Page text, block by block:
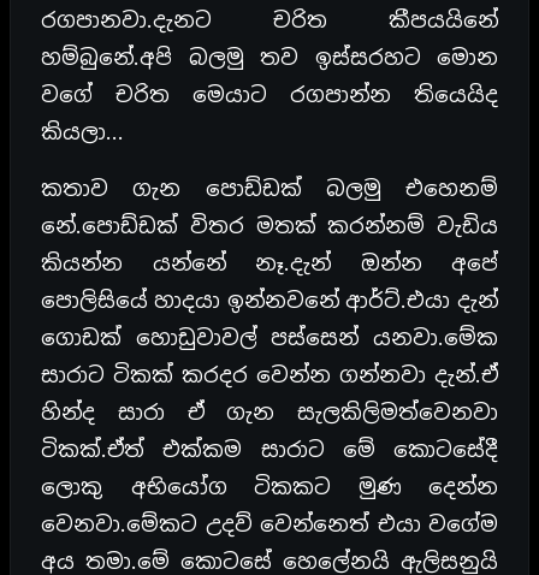
රගපානවා.දැනට චරිත කීපයයිනේ
හම්බුනේ.අපි බලමු තව ඉස්සරහට මොන
වගේ චරිත මෙයාට රගපාන්න තියෙයිද
කියලා…
කතාව ගැන පොඩ්ඩක් බලමු එහෙනම්
නේ.පොඩ්ඩක් විතර මතක් කරන්නම් වැඩිය
කියන්න යන්නේ නෑ.දැන් ඔන්න අපේ
පොලිසියේ හාදයා ඉන්නවනේ ආර්ට්.එයා දැන්
ගොඩක් හොඩුවාවල් පස්සෙන් යනවා.මේක
සාරාට ටිකක් කරදර වෙන්න ගන්නවා දැන්.ඒ
හින්ද සාරා ඒ ගැන සැලකිලිමත්වෙනවා
ටිකක්.ඒත් එක්කම සාරාට මේ කොටසේදී
ලොකු අභියෝග ටිකකට මුණ දෙන්න
වෙනවා.මේකට උදව් වෙන්නෙත් එයා වගේම
අය තමා.මේ කොටසේ හෙලේනයි ඇලිසනුයි